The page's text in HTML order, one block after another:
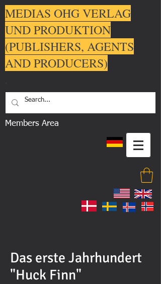
MEDIAS OHG VERLAG
UND PRODUKTION
(PUBLISHERS, AGENTS
AND PRODUCERS)
Members Area
Das erste Jahrhundert
"Huck Finn"